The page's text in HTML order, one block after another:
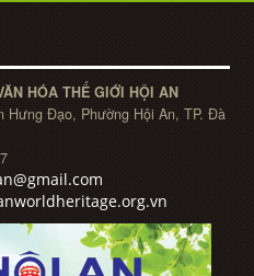
HÓA THẾ GIỚI HỘI AN
Hưng Đạo, Phường Hội An, TP. Đà